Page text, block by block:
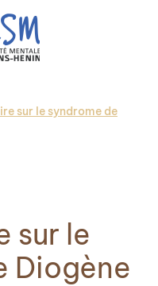
sur le syndrome de
sur le
Diogène